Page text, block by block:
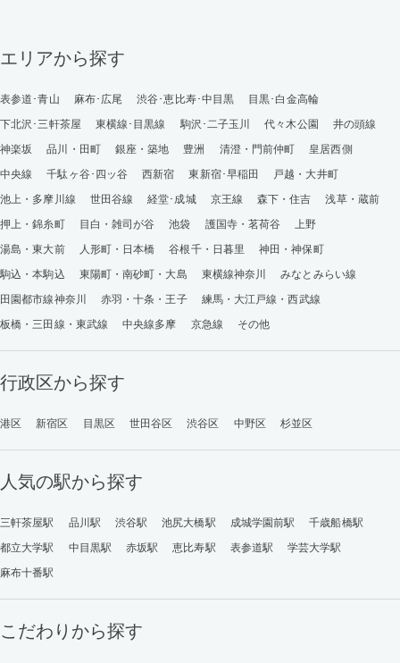
エリアから探す
表参道･青山 麻布･広尾 渋谷･恵比寿･中目黒
目黒･白金高輪
下北沢･三軒茶屋
東横線･目黒線 駒沢･二子玉川 代々木公園
井の頭線
神楽坂
品川・田町 銀座・築地 豊洲 清澄・門前仲町
皇居西側
中央線
千駄ヶ谷･四ッ谷 西新宿 東新宿･早稲田
戸越・大井町
池上・多摩川線
世田谷線 経堂･成城 京王線 森下・住吉
浅草・蔵前
押上・錦糸町
目白・雑司が谷 池袋 護国寺・茗荷谷
上野
湯島・東大前
人形町・日本橋 谷根千・日暮里
神田・神保町
駒込・本駒込
東陽町・南砂町・大島 東横線神奈川
みなとみらい線
田園都市線神奈川
赤羽・十条・王子
練馬・大江戸線・西武線
板橋・三田線・東武線
中央線多摩 京急線 その他
行政区から探す
港区 新宿区 目黒区 世田谷区 渋谷区 中野区 杉並区
人気の駅から探す
三軒茶屋駅 品川駅 渋谷駅 池尻大橋駅 成城学園前駅
千歳船橋駅
都立大学駅
中目黒駅 赤坂駅 恵比寿駅 表参道駅
学芸大学駅
麻布十番駅
こだわりから探す